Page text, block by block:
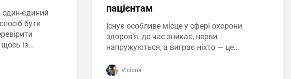
один-єдиний
бути
із...
пацієнтам
Існує особливе місце у сфері охорони
здоров’я, де час зникає, нерви
напружуються, а виграє ніхто — це...
Victoria